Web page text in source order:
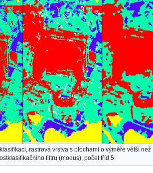
rastrová vrstva s plochami o výměře větší než
filtru (modus), počet tříd 5